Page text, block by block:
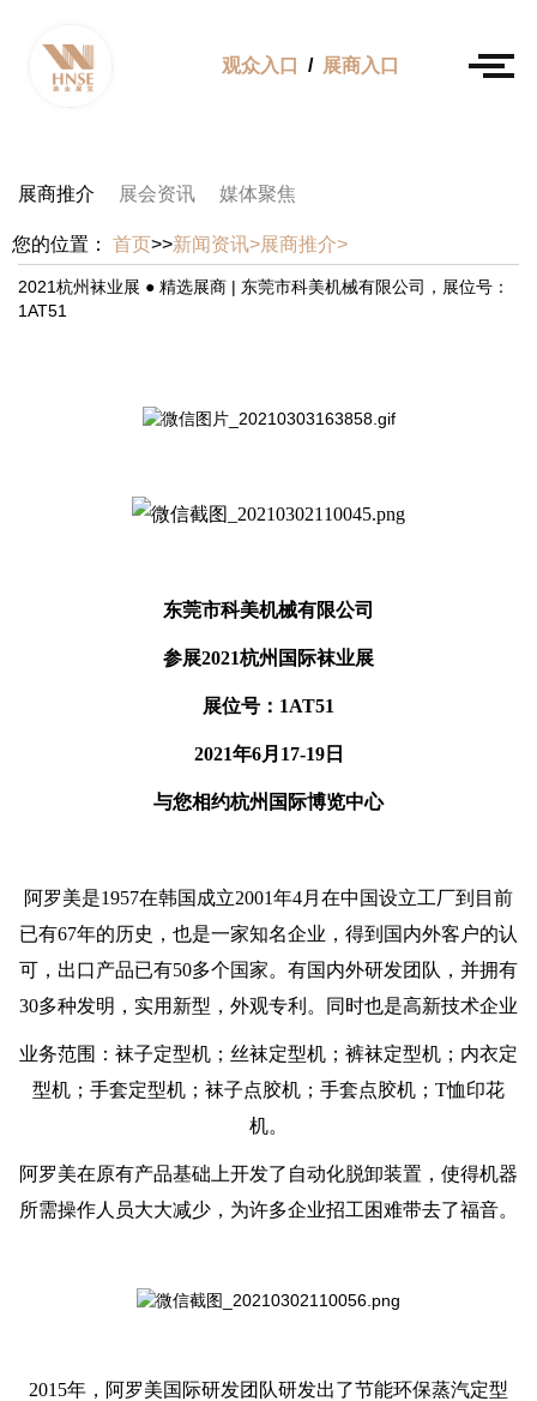
观众入口 / 展商入口
展商推介 展会资讯 媒体聚焦
您的位置： 首页>>新闻资讯>展商推介>
2021杭州袜业展 ● 精选展商 | 东莞市科美机械有限公司，展位号：
1AT51
东莞市科美机械有限公司
参展2021杭州国际袜业展
展位号：1AT51
2021年6月17-19日
与您相约杭州国际博览中心
阿罗美是1957在韩国成立2001年4月在中国设立工厂到目前
已有67年的历史，也是一家知名企业，得到国内外客户的认
可，出口产品已有50多个国家。有国内外研发团队，并拥有
30多种发明，实用新型，外观专利。同时也是高新技术企业
业务范围：袜子定型机；丝袜定型机；裤袜定型机；内衣定
型机；手套定型机；袜子点胶机；手套点胶机；T恤印花
机。
阿罗美在原有产品基础上开发了自动化脱卸装置，使得机器
所需操作人员大大减少，为许多企业招工困难带去了福音。
2015年，阿罗美国际研发团队研发出了节能环保蒸汽定型